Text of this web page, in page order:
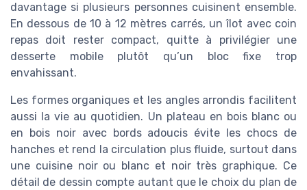
davantage si plusieurs personnes cuisinent ensemble.
En dessous de 10 à 12 mètres carrés, un îlot avec coin
repas doit rester compact, quitte à privilégier une
desserte mobile plutôt qu’un bloc fixe trop
envahissant.
Les formes organiques et les angles arrondis facilitent
aussi la vie au quotidien. Un plateau en bois blanc ou
en bois noir avec bords adoucis évite les chocs de
hanches et rend la circulation plus fluide, surtout dans
une cuisine noir ou blanc et noir très graphique. Ce
détail de dessin compte autant que le choix du plan de